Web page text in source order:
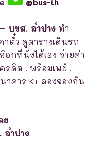
บขส. ลำปาง ทำ
าตั๋ว ดูตารางเดินรถ
อกที่นั่งได้เอง จ่ายค่า
รดิต . พร้อมเพย์ .
าคาร K+ ลองจองกัน
ย
ลำปาง